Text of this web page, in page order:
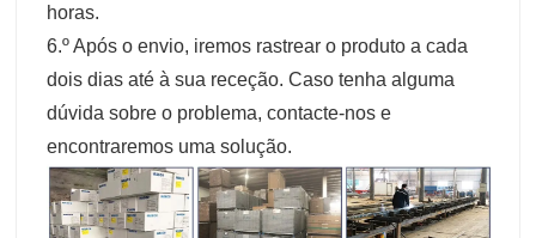
horas.
6.º Após o envio, iremos rastrear o produto a cada
dois dias até à sua receção. Caso tenha alguma
dúvida sobre o problema, contacte-nos e
encontraremos uma solução.